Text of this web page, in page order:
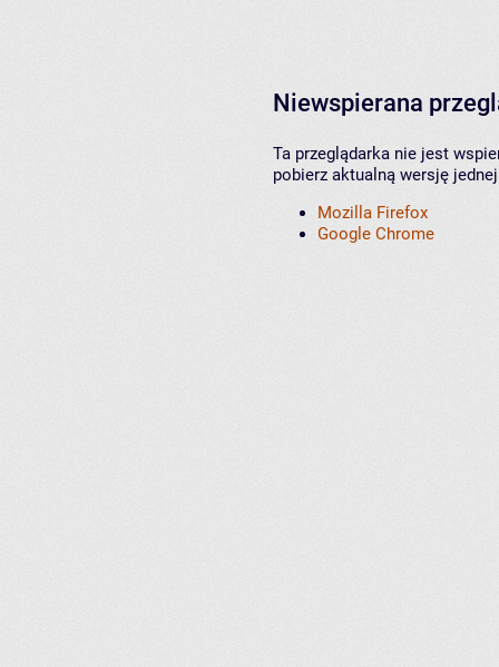
Niewspierana
Ta przeglądarka nie jest
pobierz aktualną wersję
Mozilla Firefox
Google Chrome